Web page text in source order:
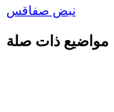
نبض صفاقس
مواضيع ذات صلة